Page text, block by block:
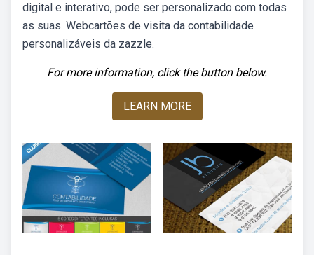
digital e interativo, pode ser personalizado com todas
as suas. Webcartões de visita da contabilidade
personalizáveis da zazzle.
For more information, click the button below.
LEARN MORE